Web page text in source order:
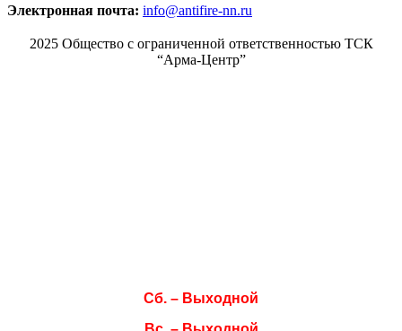
Электронная почта: info@antifire-nn.ru
2025 Общество с ограниченной ответственностью ТСК
“Арма-Центр”
Сб. – Выходной